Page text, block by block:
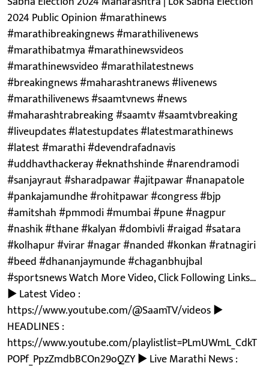
2024 Public Opinion #marathinews
#marathibreakingnews #marathilivenews
#marathibatmya #marathinewsvideos
#marathinewsvideo #marathilatestnews
#breakingnews #maharashtranews #livenews
#marathilivenews #saamtvnews #news
#maharashtrabreaking #saamtv #saamtvbreaking
#liveupdates #latestupdates #latestmarathinews
#latest #marathi #devendrafadnavis
#uddhavthackeray #eknathshinde #narendramodi
#sanjayraut #sharadpawar #ajitpawar #nanapatole
#pankajamundhe #rohitpawar #congress #bjp
#amitshah #pmmodi #mumbai #pune #nagpur
#nashik #thane #kalyan #dombivli #raigad #satara
#kolhapur #virar #nagar #nanded #konkan #ratnagiri
#beed #dhananjaymunde #chaganbhujbal
#sportsnews Watch More Video, Click Following Links…
► Latest Video :
https://www.youtube.com/@SaamTV/videos ►
HEADLINES :
https://www.youtube.com/playlistlist=PLmUWmL_CdkT
POPf_PpzZmdbBCOn29oQZY ► Live Marathi News :